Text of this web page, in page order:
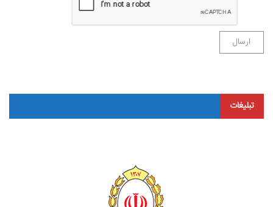
تبلیغات